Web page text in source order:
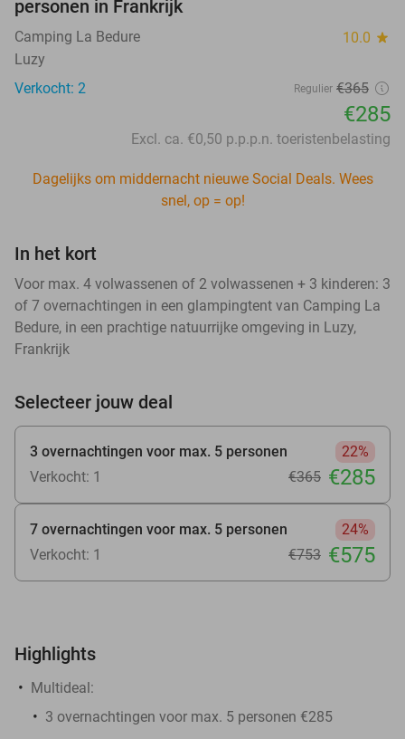
personen in Frankrijk
Camping La Bedure 10.0 star
Luzy
Verkocht: 2
Regulier €365
€285
Excl. ca. €0,50 p.p.p.n. toeristenbelasting
Dagelijks om middernacht nieuwe Social Deals. Wees
snel, op = op!
In het kort
Voor max. 4 volwassenen of 2 volwassenen + 3 kinderen: 3
of 7 overnachtingen in een glampingtent van Camping La
Bedure, in een prachtige natuurrijke omgeving in Luzy,
Frankrijk
Selecteer jouw deal
3 overnachtingen voor max. 5 personen
22%
Verkocht: 1
€365 €285
7 overnachtingen voor max. 5 personen
24%
Verkocht: 1
€753 €575
Highlights
Multideal:
3 overnachtingen voor max. 5 personen €285